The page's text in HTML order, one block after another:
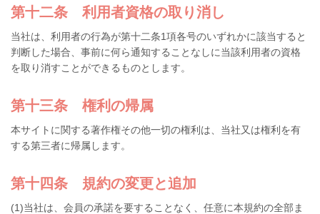
第十二条 利用者資格の取り消し
当社は、利用者の行為が第十二条1項各号のいずれかに該当すると
判断した場合、事前に何ら通知することなしに当該利用者の資格
を取り消すことができるものとします。
第十三条 権利の帰属
本サイトに関する著作権その他一切の権利は、当社又は権利を有
する第三者に帰属します。
第十四条 規約の変更と追加
(1)当社は、会員の承諾を要することなく、任意に本規約の全部ま